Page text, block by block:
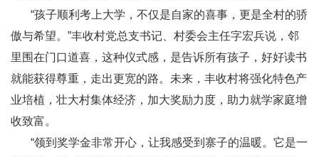
“孩子顺利考上大学，不仅是自家的喜事，更是全村的骄
傲与希望。”丰收村党总支书记、村委会主任字宏兵说，邻
里围在门口道喜，这种仪式感，是告诉所有孩子，好好读书
就能获得尊重，走出更宽的路。未来，丰收村将强化特色产
业培植，壮大村集体经济，加大奖励力度，助力就学家庭增
收致富。
“领到奖学金非常开心，让我感受到寨子的温暖。它是一